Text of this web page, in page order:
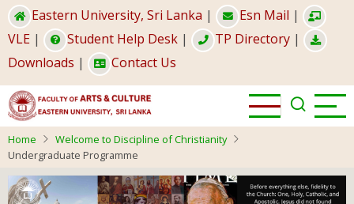
Skip
to
main
content
Eastern University, Sri Lanka | Esn Mail |
VLE | Student Help Desk | TP Directory |
Downloads | Contact Us
Home
Welcome to Discipline of Christianity
Undergraduate Programme